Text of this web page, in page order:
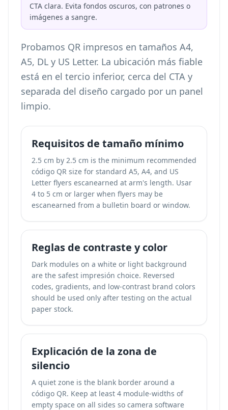
CTA clara. Evita fondos oscuros, con patrones o
imágenes a sangre.
Probamos QR impresos en tamaños A4,
A5, DL y US Letter. La ubicación más fiable
está en el tercio inferior, cerca del CTA y
separada del diseño cargado por un panel
limpio.
Requisitos de tamaño mínimo
2.5 cm by 2.5 cm is the minimum recommended
código QR size for standard A5, A4, and US
Letter flyers escanearned at arm's length. Usar
4 to 5 cm or larger when flyers may be
escanearned from a bulletin board or window.
Reglas de contraste y color
Dark modules on a white or light background
are the safest impresión choice. Reversed
codes, gradients, and low-contrast brand colors
should be used only after testing on the actual
paper stock.
Explicación de la zona de
silencio
A quiet zone is the blank border around a
código QR. Keep at least 4 module-widths of
empty space on all sides so camera software